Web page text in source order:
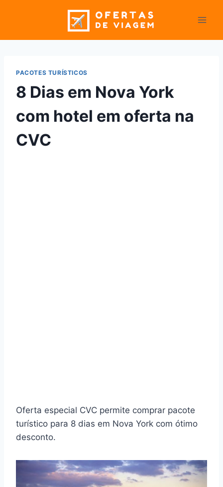
PACOTES TURÍSTICOS
8 Dias em Nova York
com hotel em oferta na
CVC
Oferta especial CVC permite comprar pacote
turístico para 8 dias em Nova York com ótimo
desconto.